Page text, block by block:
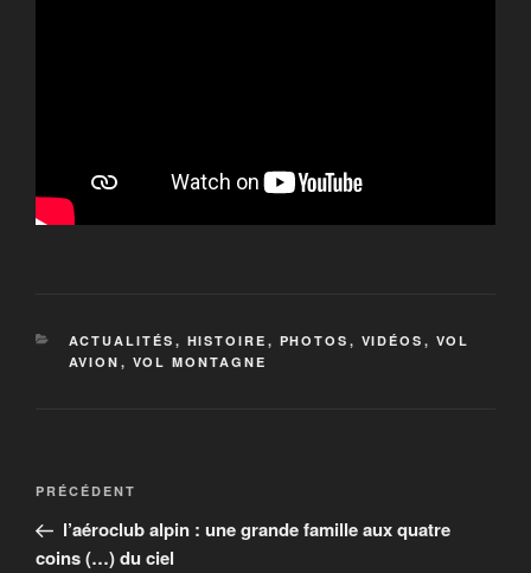
CATÉGORIES
ACTUALITÉS , HISTOIRE , PHOTOS , VIDÉOS , VOL
AVION , VOL MONTAGNE
Navigation
l’article
Article
précédent
PRÉCÉDENT
l’aéroclub alpin : une grande famille aux quatre
coins (…) du ciel